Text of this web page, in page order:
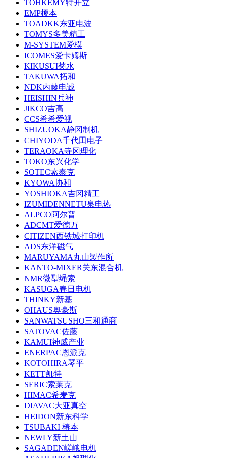
TOHKEMY特开立
EMP榎本
TOADKK东亚电波
TOMYS多美精工
M-SYSTEM爱模
ICOMES爱卡姆斯
KIKUSUI菊水
TAKUWA拓和
NDK内藤电诚
HEISHIN兵神
JIKCO吉高
CCS希希爱视
SHIZUOKA静冈制机
CHIYODA千代田电子
TERAOKA寺冈理化
TOKO东兴化学
SOTEC索泰克
KYOWA协和
YOSHIOKA吉冈精工
IZUMIDENNETU泉电热
ALPCO阿尔普
ADCMT爱德万
CITIZEN西铁城打印机
ADS东洋磁气
MARUYAMA丸山製作所
KANTO-MIXER关东混合机
NMR微型绳索
KASUGA春日电机
THINKY新基
OHAUS奥豪斯
SANWATSUSHO三和通商
SATOVAC佐藤
KAMUI神威产业
ENERPAC恩派克
KOTOHIRA琴平
KETT凯特
SERIC索莱克
HIMAC希麦克
DIAVAC大亚真空
HEIDON新东科学
TSUBAKI 椿本
NEWLY新土山
SAGADEN嵯峨电机